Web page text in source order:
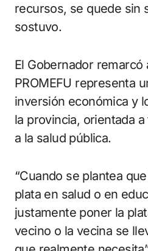
recursos, se quede sin
sostuvo.
El Gobernador remarcó
PROMEFU representa
inversión económica y
la provincia, orientada
a la salud pública.
“Cuando se plantea
plata en salud o en
justamente poner la
vecino o la vecina se